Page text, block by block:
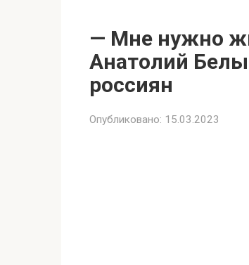
— Мне нужно
Анатолий
россиян
Опубликовано: 15.03.2023